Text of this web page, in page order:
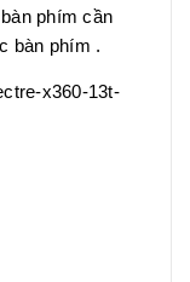
phím cần
bàn phím .